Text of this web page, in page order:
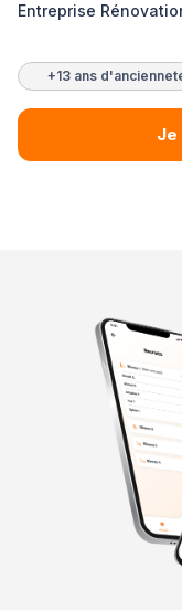
Entreprise
+13 ans
Je